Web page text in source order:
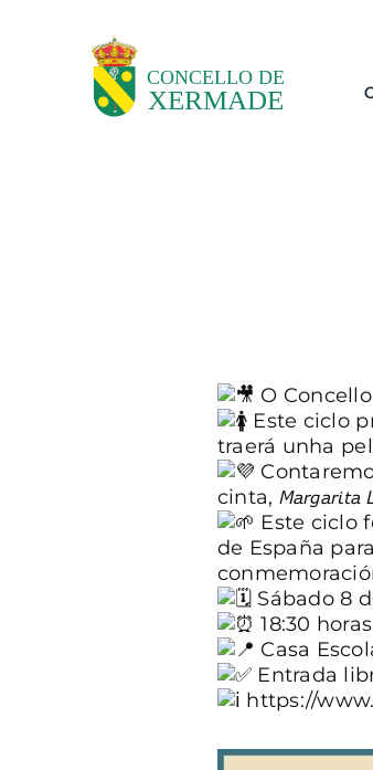
O Concello
Este ciclo
traerá unha
cinta,
Este ciclo
de España
Sábado 8
18:30 horas
Casa
Entrada
https://